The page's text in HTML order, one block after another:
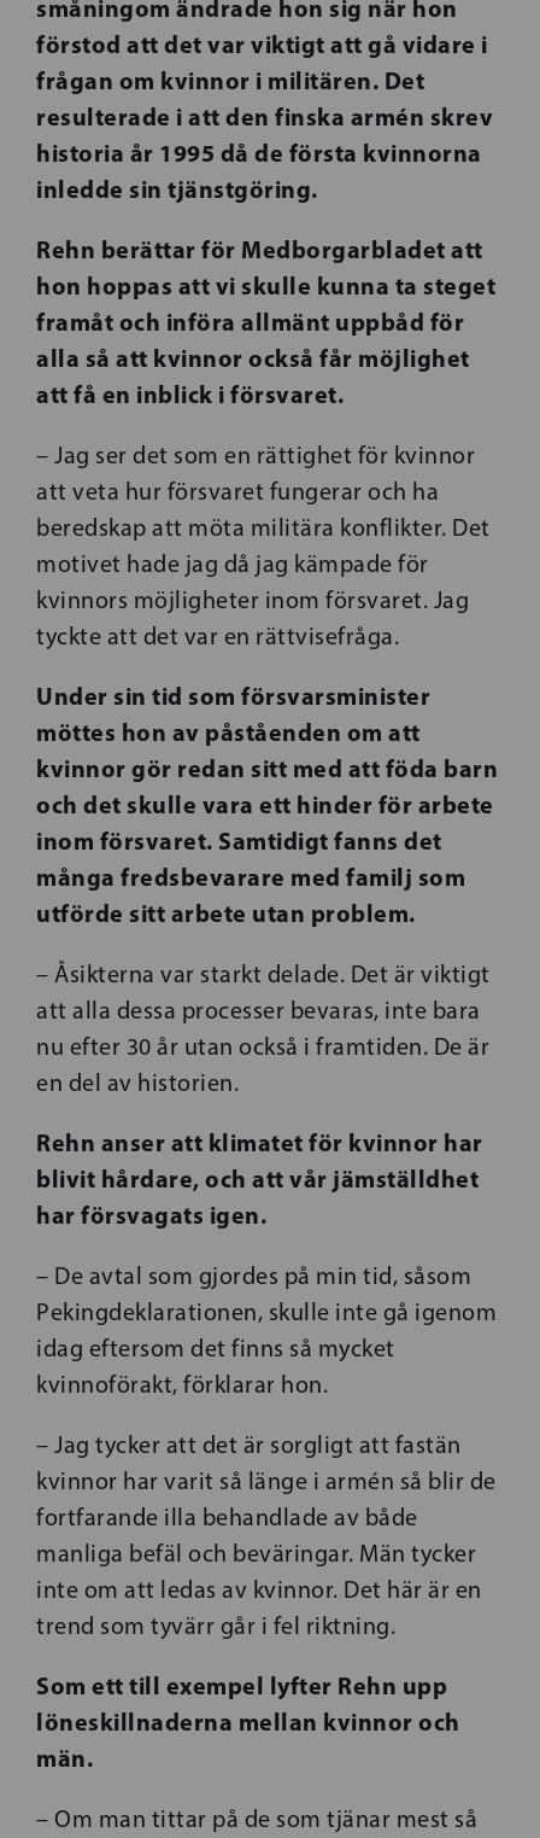
småningom ändrade hon sig när hon
förstod att det var viktigt att gå vidare i
frågan om kvinnor i militären. Det
resulterade i att den finska armén skrev
historia år 1995 då de första kvinnorna
inledde sin tjänstgöring.
Rehn berättar för Medborgarbladet att
hon hoppas att vi skulle kunna ta steget
framåt och införa allmänt uppbåd för
alla så att kvinnor också får möjlighet
att få en inblick i försvaret.
– Jag ser det som en rättighet för kvinnor
att veta hur försvaret fungerar och ha
beredskap att möta militära konflikter. Det
motivet hade jag då jag kämpade för
kvinnors möjligheter inom försvaret. Jag
tyckte att det var en rättvisefråga.
Under sin tid som försvarsminister
möttes hon av påståenden om att
kvinnor gör redan sitt med att föda barn
och det skulle vara ett hinder för arbete
inom försvaret. Samtidigt fanns det
många fredsbevarare med familj som
utförde sitt arbete utan problem.
– Åsikterna var starkt delade. Det är viktigt
att alla dessa processer bevaras, inte bara
nu efter 30 år utan också i framtiden. De är
en del av historien.
Rehn anser att klimatet för kvinnor har
blivit hårdare, och att vår jämställdhet
har försvagats igen.
– De avtal som gjordes på min tid, såsom
Pekingdeklarationen, skulle inte gå igenom
idag eftersom det finns så mycket
kvinnoförakt, förklarar hon.
– Jag tycker att det är sorgligt att fastän
kvinnor har varit så länge i armén så blir de
fortfarande illa behandlade av både
manliga befäl och beväringar. Män tycker
inte om att ledas av kvinnor. Det här är en
trend som tyvärr går i fel riktning.
Som ett till exempel lyfter Rehn upp
löneskillnaderna mellan kvinnor och
män.
– Om man tittar på de som tjänar mest så